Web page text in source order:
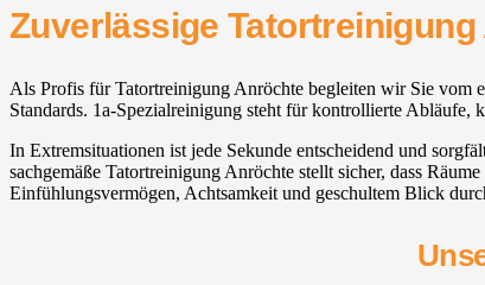
Zuverlässige
Als Profis für Tatortreinigung Anröchte begleiten wir Sie vom
Standards. 1a-Spezialreinigung steht für kontrollierte Abläufe,
In Extremsituationen ist jede Sekunde entscheidend und
sachgemäße Tatortreinigung Anröchte stellt sicher, dass
Einfühlungsvermögen, Achtsamkeit und geschultem Blick